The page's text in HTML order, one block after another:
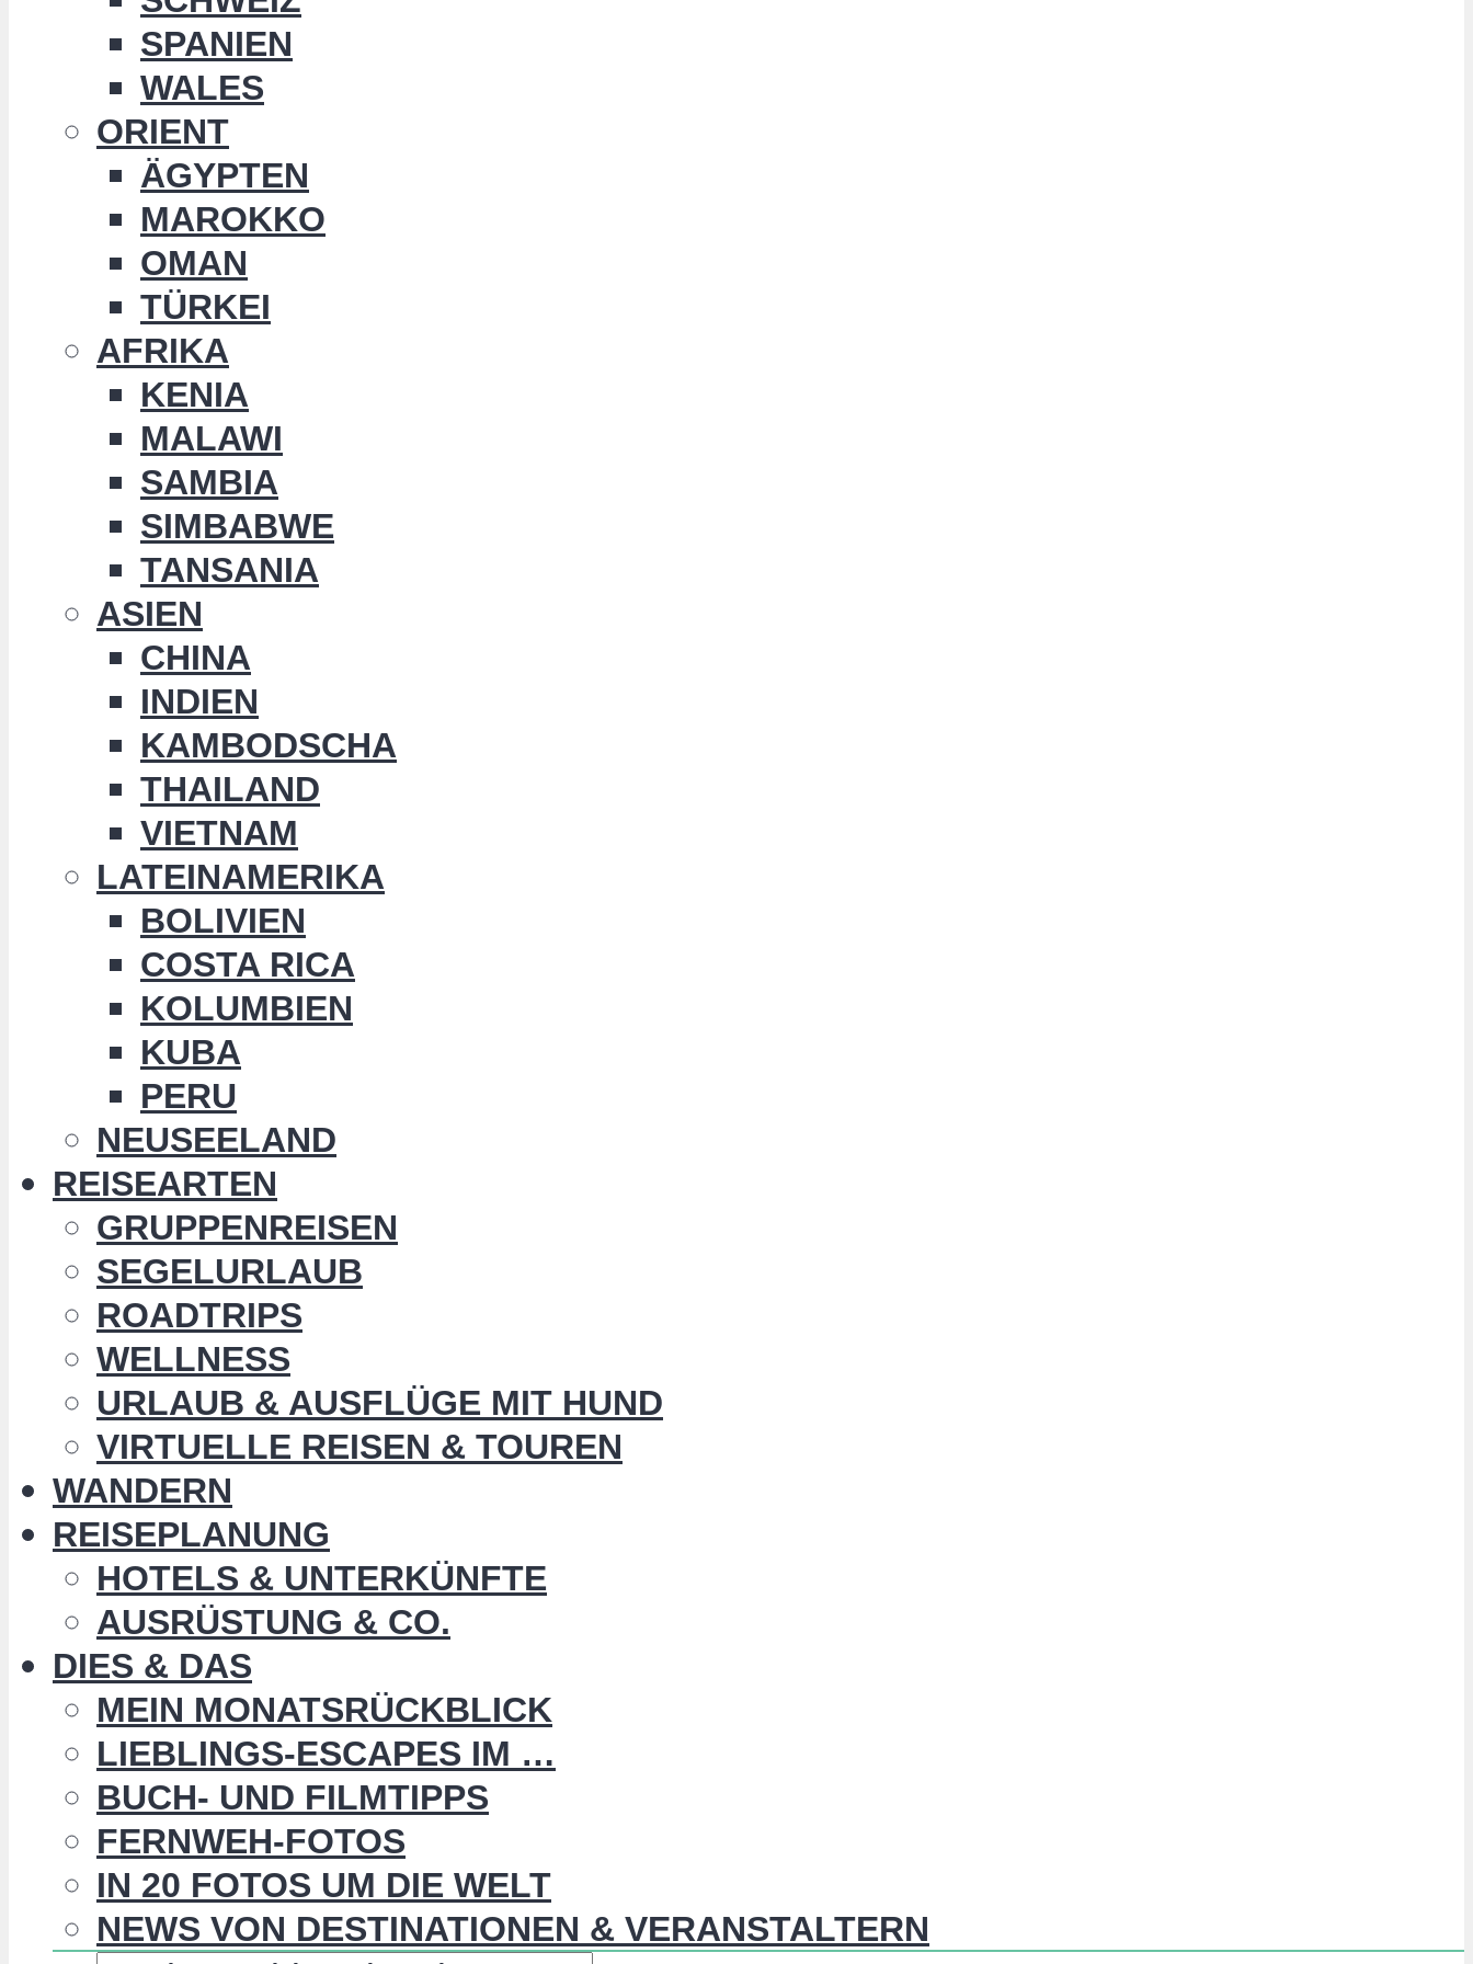
SPANIEN
WALES
ORIENT
ÄGYPTEN
MAROKKO
OMAN
TÜRKEI
AFRIKA
KENIA
MALAWI
SAMBIA
SIMBABWE
TANSANIA
ASIEN
CHINA
INDIEN
KAMBODSCHA
THAILAND
VIETNAM
LATEINAMERIKA
BOLIVIEN
COSTA RICA
KOLUMBIEN
KUBA
PERU
NEUSEELAND
REISEARTEN
GRUPPENREISEN
SEGELURLAUB
ROADTRIPS
WELLNESS
URLAUB & AUSFLÜGE MIT HUND
VIRTUELLE REISEN & TOUREN
WANDERN
REISEPLANUNG
HOTELS & UNTERKÜNFTE
AUSRÜSTUNG & CO.
DIES & DAS
MEIN MONATSRÜCKBLICK
LIEBLINGS-ESCAPES IM …
BUCH- UND FILMTIPPS
FERNWEH-FOTOS
IN 20 FOTOS UM DIE WELT
NEWS VON DESTINATIONEN & VERANSTALTERN